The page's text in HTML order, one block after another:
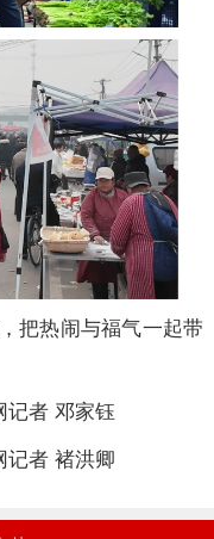
热闹与福气一起带
者 邓家钰
者 褚洪卿